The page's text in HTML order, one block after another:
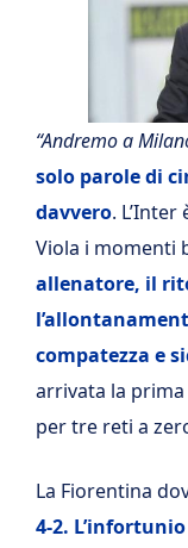
“Andremo a
solo parole di
davvero.
Viola i momenti
allenatore, il
compatezza e
arrivata la
per tre reti a
La Fiorentina
4-2.